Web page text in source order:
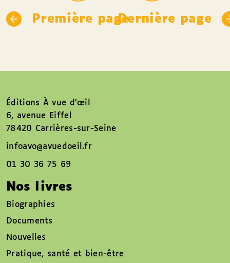
Première pageDernière page
Éditions À vue d’œil
6, avenue Eiffel
78420 Carrières-sur-Seine
infoavo@avuedoeil.fr
01 30 36 75 69
Nos livres
Biographies
Documents
Nouvelles
Pratique, santé et bien-être